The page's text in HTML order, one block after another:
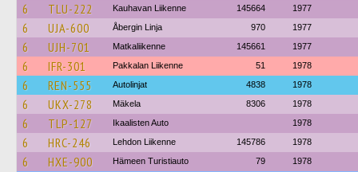
6 TLU-222 Kauhavan Liikenne 145664 1977
6 UJA-600 Åbergin Linja 970 1977
6 UJH-701 Matkaliikenne 145661 1977
6 IFR-301 Pakkalan Liikenne 51 1978
6 REN-555 Autolinjat 4838 1978
6 UKX-278 Mäkela 8306 1978
6 TLP-127 Ikaalisten Auto 1978
6 HRC-246 Lehdon Liikenne 145786 1978
6 HXE-900 Hämeen Turistiauto 79 1978